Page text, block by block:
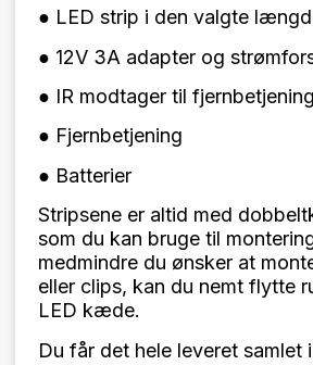
● LED strip i den valgte
● 12V 3A adapter og
● IR modtager til
● Fjernbetjening
● Batterier
Stripsene er altid med
som du kan bruge til
medmindre du ønsker at
eller clips, kan du nemt flytte
LED kæde.
Du får det hele leveret